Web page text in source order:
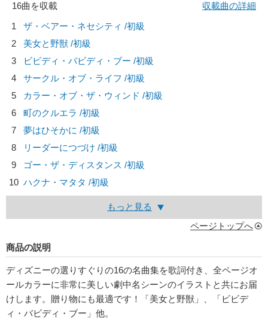
16曲を収載
収載曲の詳細
1
ザ・ベアー・ネセシティ /初級
2
美女と野獣 /初級
3
ビビディ・バビディ・ブー /初級
4
サークル・オブ・ライフ /初級
5
カラー・オブ・ザ・ウィンド /初級
6
町のクルエラ /初級
7
夢はひそかに /初級
8
リーダーにつづけ /初級
9
ゴー・ザ・ディスタンス /初級
10 ハクナ・マタタ /初級
もっと見る
ページトップへ
商品の説明
ディズニーの選りすぐりの16の名曲集を歌詞付き、全ページオ
ールカラーに非常に美しい劇中名シーンのイラストと共にお届
けします。贈り物にも最適です！「美女と野獣」、「ビビデ
ィ・バビディ・ブー」他。